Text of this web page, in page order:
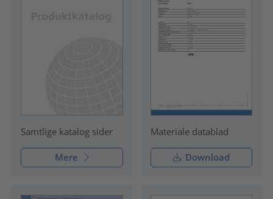
Samtlige katalog sider
Mere
Materiale datablad
Download